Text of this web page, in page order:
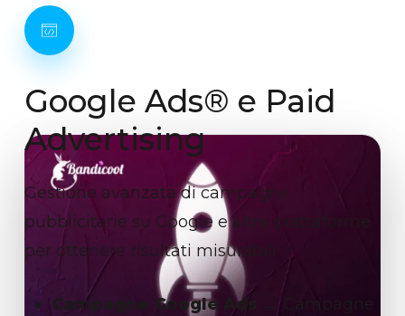
Google Ads® e Paid
Advertising
Gestione avanzata di campagne
pubblicitarie su Google e altre piattaforme
per ottenere risultati misurabili.
Campagne Google Ads